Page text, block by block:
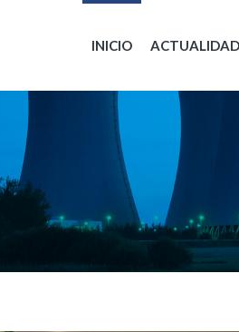
INICIO ACTUALIDAD